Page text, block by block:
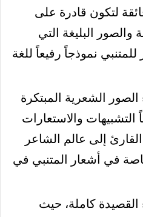
لتكون قادرة على
والصور البليغة التي
نموذجاً رفيعاً للغة
الصور الشعرية المبتكرة
والاستعارات
إلى عالم الشاعر
في أشعار المتنبي في
القصيدة كاملة، حيث